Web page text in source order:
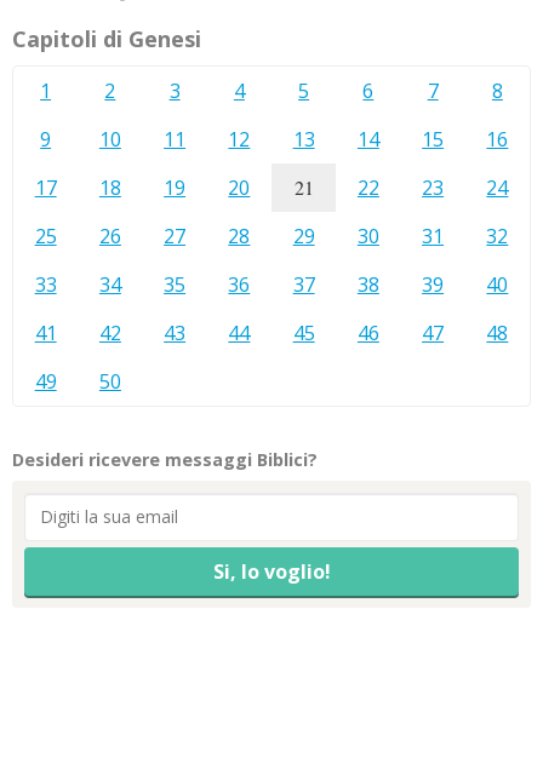
Capitoli di Genesi
1 2 3 4 5 6 7
8
9
10 11 12 13 14 15
16
17
18 19 20 21 22 23
24
25
26 27 28 29 30 31
32
33
34 35 36 37 38 39
40
41
42 43 44 45 46 47
48
49
50
Desideri ricevere messaggi Biblici?